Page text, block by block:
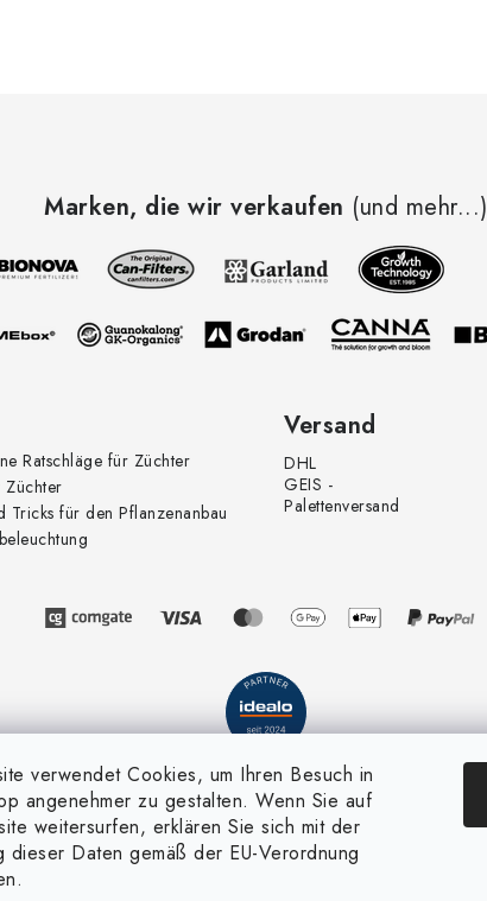
verwendet Cookies, um Ihren Besuch in
angenehmer zu gestalten. Wenn Sie auf
weitersurfen, erklären Sie sich mit der
dieser Daten gemäß der EU-Verordnung
Marken, die wir verkaufen (und mehr...)
Ratschläge für Züchter
Züchter
Tricks für den Pflanzenanbau
Versand
DHL
GEIS -
Palettenversand
2026